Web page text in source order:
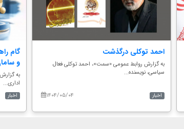
گام
و
به
اداری...
اخبار
احمد توکلی درگذشت
به گزارش روابط عمومی «سمت»، احمد توکلی فعال
سیاسی، نویسنده...
۱۴۰۴/۰۵/۰۴ اخبار